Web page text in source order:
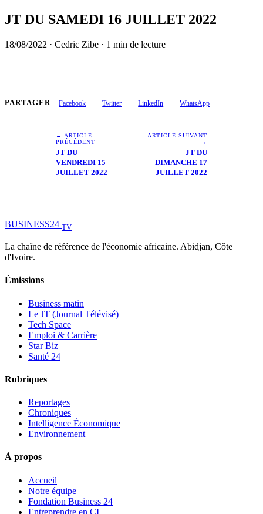
JT DU SAMEDI 16 JUILLET 2022
18/08/2022 · Cedric Zibe · 1 min de lecture
PARTAGER Facebook Twitter LinkedIn WhatsApp
← ARTICLE
PRÉCÉDENT
JT DU
VENDREDI 15
JUILLET 2022
ARTICLE SUIVANT
→
JT DU
DIMANCHE 17
JUILLET 2022
BUSINESS24 TV
La chaîne de référence de l'économie africaine. Abidjan, Côte
d'Ivoire.
Émissions
Business matin
Le JT (Journal Télévisé)
Tech Space
Emploi & Carrière
Star Biz
Santé 24
Rubriques
Reportages
Chroniques
Intelligence Économique
Environnement
À propos
Accueil
Notre équipe
Fondation Business 24
Entreprendre en CI